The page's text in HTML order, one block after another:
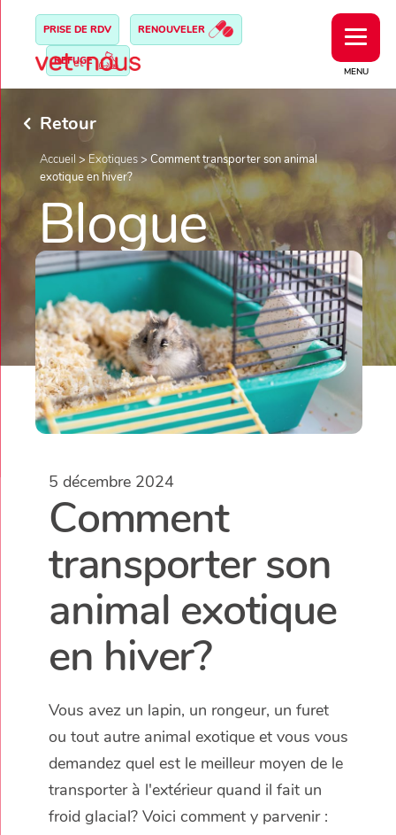
MENU
PRISE DE RDV RENOUVELER
REFUGE
Retour
Accueil >Exotiques> Comment transporter son animal
exotique en hiver?
Blogue
5 décembre 2024
Comment
transporter son
animal exotique
en hiver?
Vous avez un lapin, un rongeur, un furet
ou tout autre animal exotique et vous vous
demandez quel est le meilleur moyen de le
transporter à l'extérieur quand il fait un
froid glacial? Voici comment y parvenir :